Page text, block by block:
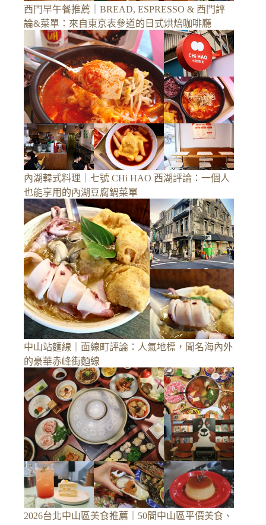
西門早午餐推薦｜BREAD, ESPRESSO & 西門評
論&菜單：來自東京表參道的日式烘焙咖啡廳
內湖韓式料理｜七號 CHi HAO 西湖評論：一個人
也能享用的內湖豆腐鍋菜單
中山站麵線｜面線町評論：人氣地標，聞名海內外
的豪華赤峰街麵線
2026台北中山區美食推薦｜50間中山區平價美食、